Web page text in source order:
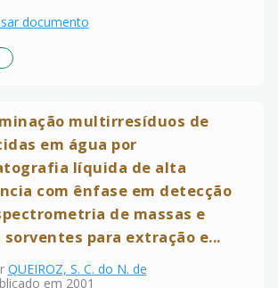
documento
multirresíduos de
em água por
líquida de alta
com ênfase em detecção
de massas e
sorventes para extração e...
QUEIROZ, S. C. do N. de
em 2001